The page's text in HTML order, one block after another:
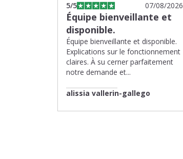
5/5 07/08/2026
Équipe bienveillante et
disponible.
Équipe bienveillante et disponible.
Explications sur le fonctionnement
claires. À su cerner parfaitement
notre demande et...
alissia vallerin-gallego